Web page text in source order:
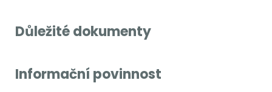
Důležité dokumenty
Informační povinnost